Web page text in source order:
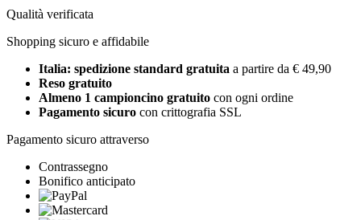
Qualità verificata
Shopping sicuro e affidabile
Italia: spedizione standard gratuita a partire da € 49,90
Reso gratuito
Almeno 1 campioncino gratuito con ogni ordine
Pagamento sicuro con crittografia SSL
Pagamento sicuro attraverso
Contrassegno
Bonifico anticipato